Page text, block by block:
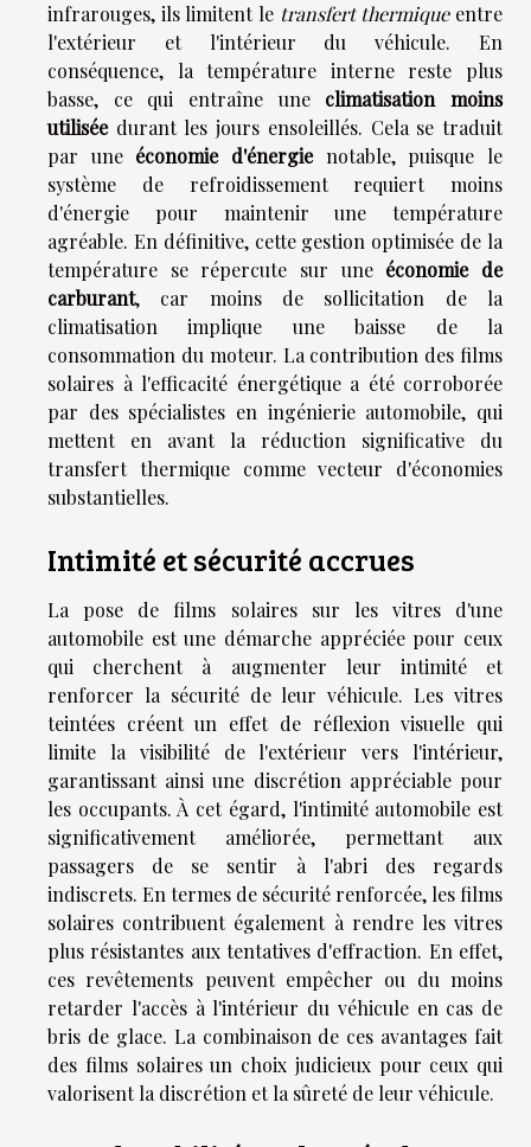
infrarouges, ils limitent le transfert thermiqueentre
l'extérieur et l'intérieur du véhicule. En
conséquence, la température interne reste plus
basse, ce qui entraîne une climatisation moins
utiliséedurant les jours ensoleillés. Cela se traduit
par une économie d'énergienotable, puisque le
système de refroidissement requiert moins
d'énergie pour maintenir une température
agréable. En définitive, cette gestion optimisée de la
température se répercute sur une économie de
carburant, car moins de sollicitation de la
climatisation implique une baisse de la
consommation du moteur. La contribution des films
solaires à l'efficacité énergétique a été corroborée
par des spécialistes en ingénierie automobile, qui
mettent en avant la réduction significative du
transfert thermique comme vecteur d'économies
substantielles.
Intimité et sécurité accrues
La pose de films solaires sur les vitres d'une
automobile est une démarche appréciée pour ceux
qui cherchent à augmenter leur intimité et
renforcer la sécurité de leur véhicule. Les vitres
teintées créent un effet de réflexion visuelle qui
limite la visibilité de l'extérieur vers l'intérieur,
garantissant ainsi une discrétion appréciable pour
les occupants. À cet égard, l'intimité automobile est
significativement améliorée, permettant aux
passagers de se sentir à l'abri des regards
indiscrets. En termes de sécurité renforcée, les films
solaires contribuent également à rendre les vitres
plus résistantes aux tentatives d'effraction. En effet,
ces revêtements peuvent empêcher ou du moins
retarder l'accès à l'intérieur du véhicule en cas de
bris de glace. La combinaison de ces avantages fait
des films solaires un choix judicieux pour ceux qui
valorisent la discrétion et la sûreté de leur véhicule.